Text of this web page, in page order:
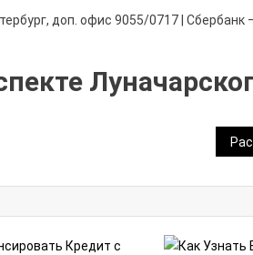
доп. офис 9055/0717 | Сбербанк